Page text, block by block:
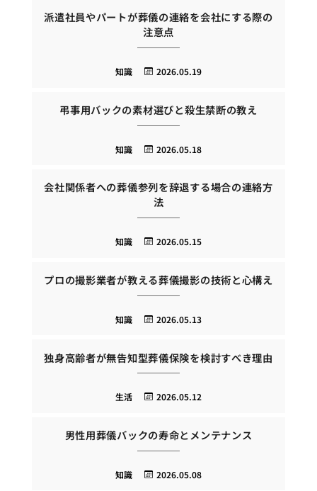
派遣社員やパートが葬儀の連絡を会社にする際の
注意点
2026.05.19
知識
弔事用バックの素材選びと殺生禁断の教え
2026.05.18
知識
会社関係者への葬儀参列を辞退する場合の連絡方
法
2026.05.15
知識
プロの撮影業者が教える葬儀撮影の技術と心構え
2026.05.13
知識
独身高齢者が無告知型葬儀保険を検討すべき理由
2026.05.12
生活
男性用葬儀バックの寿命とメンテナンス
2026.05.08
知識